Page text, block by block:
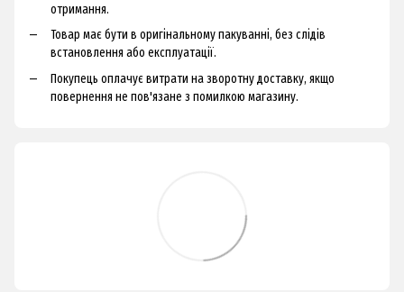
отримання.
Товар має бути в оригінальному пакуванні, без слідів
встановлення або експлуатації.
Покупець оплачує витрати на зворотну доставку, якщо
повернення не пов'язане з помилкою магазину.